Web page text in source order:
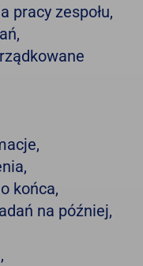
pracy zespołu,
końca,
na później,